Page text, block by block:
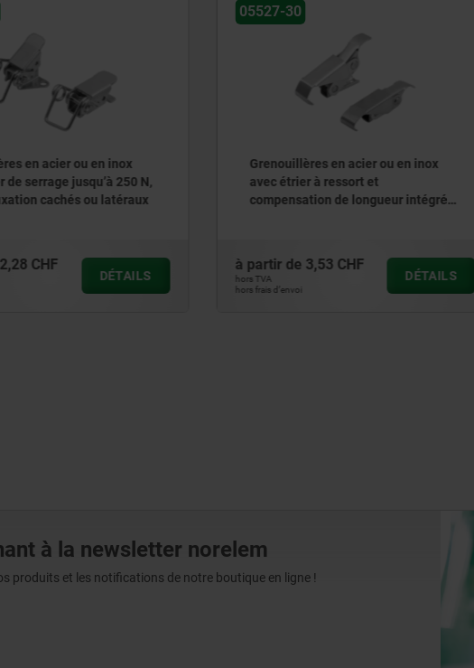
en acier ou en inox
à ressort et
de longueur intégrée
de3,53 CHF
DÉTAILS
05550
Grenouillères en acier ou en inox
avec étrier de serrage triangulaire
mobile jusqu’à 1 000 N, réglables,
à partir de6,89 CHF
hors TVA
hors frais d’envoi
DÉTAILS
à la newsletter norelem
produits et les notifications de notre boutique en ligne !